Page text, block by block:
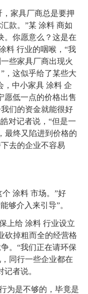
家具厂商总是要押
款。”某 涂料商如
。你愿意么？这是在
料行业的咽喉，“我
些家具厂商出现火
，这似乎给了某些大
，中小家具 涂料企
愿低一点的价格出售
们的资金就能很好
对记者说，“但是一
最终又陷进到价格的
去的企业不容易
个 涂料市场。”好
够介入来引导”。
上给 涂料行业设立
砍掉粗而全的经营格
。“我们正在请环保
同行一些企业都在
者说。
为是不够的，毕竟是